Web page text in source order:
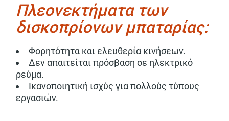
Πλεονεκτήματα των
δισκοπρίονων μπαταρίας:
Φορητότητα και ελευθερία κινήσεων.
Δεν απαιτείται πρόσβαση σε ηλεκτρικό
ρεύμα.
Ικανοποιητική ισχύς για πολλούς τύπους
εργασιών.